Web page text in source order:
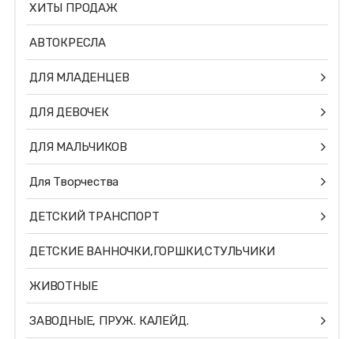
ХИТЫ ПРОДАЖ
АВТОКРЕСЛА
ДЛЯ МЛАДЕНЦЕВ
ДЛЯ ДЕВОЧЕК
ДЛЯ МАЛЬЧИКОВ
Для Творчества
ДЕТСКИЙ ТРАНСПОРТ
ДЕТСКИЕ ВАННОЧКИ,ГОРШКИ,СТУЛЬЧИКИ
ЖИВОТНЫЕ
ЗАВОДНЫЕ, ПРУЖ. КАЛЕЙД.